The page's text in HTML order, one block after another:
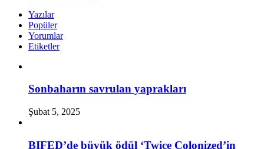
Yazılar
Popüler
Yorumlar
Etiketler
Sonbaharın savrulan yaprakları
Şubat 5, 2025
BIFED’de büyük ödül ‘Twice Colonized’in